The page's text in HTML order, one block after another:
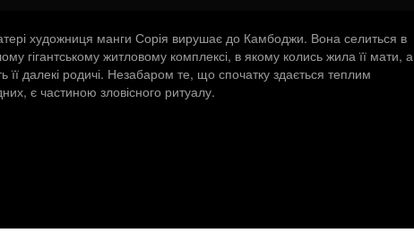
художниця манги Сорія вирушає до Камбоджи. Вона селиться в
гігантському житловому комплексі, в якому колись жила її мати, а
далекі родичі. Незабаром те, що спочатку здається теплим
є частиною зловісного ритуалу.